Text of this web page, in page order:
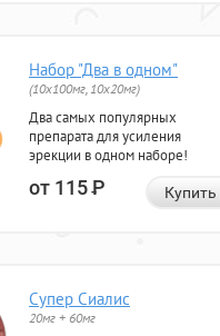
Набор "Два в одном"
(10x100мг, 10x20мг)
Два самых популярных
препарата для усиления
эрекции в одном наборе!
от 115Р Купить
Супер Сиалис
20мг + 60мг